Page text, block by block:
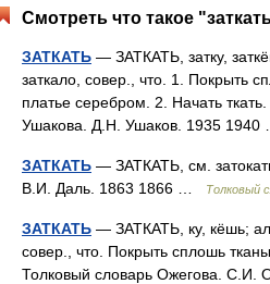
Смотреть что такое
ЗАТКАТЬ — ЗАТКАТЬ, затку,
заткало, совер., что. 1. Покрыть
платье серебром. 2. Начать
Ушакова. Д.Н. Ушаков. 1935
ЗАТКАТЬ — ЗАТКАТЬ, см.
В.И. Даль. 1863 1866 …
Толковый
ЗАТКАТЬ — ЗАТКАТЬ, ку, кёшь;
совер., что. Покрыть сплошь
Толковый словарь Ожегова.